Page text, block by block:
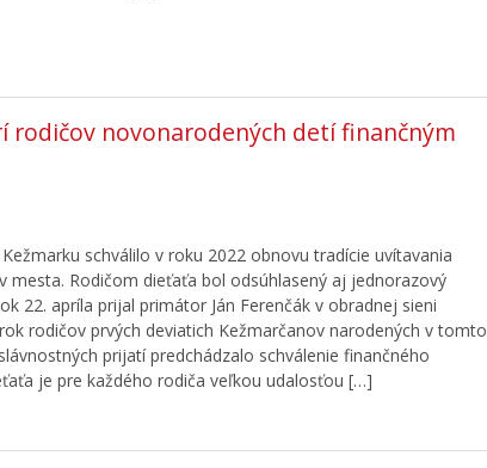
rodičov novonarodených detí finančným
schválilo v roku 2022 obnovu tradície uvítavania
mesta. Rodičom dieťaťa bol odsúhlasený aj jednorazový
22. apríla prijal primátor Ján Ferenčák v obradnej sieni
rodičov prvých deviatich Kežmarčanov narodených v tomto
prijatí predchádzalo schválenie finančného
je pre každého rodiča veľkou udalosťou […]